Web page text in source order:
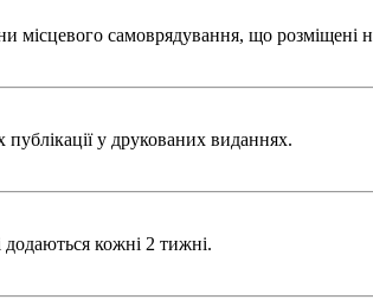
самоврядування, що розміщені на
у друкованих виданнях.
кожні 2 тижні.